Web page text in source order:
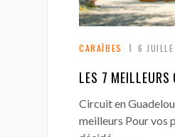
CARAÏBES 6
LES 7 MEILLEURS
Circuit en
meilleurs Pour vos